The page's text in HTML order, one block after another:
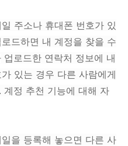
주소나 휴대폰 번호가 있
드하면 내 계정을 찾을 수
로드한 연락처 정보에 내
있는 경우 다른 사람에게
계정 추천 기능에 대해 자
을 등록해 놓으면 다른 사